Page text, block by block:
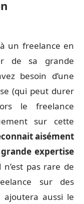
un freelance en
de sa grande
besoin d’une
(qui peut durer
le freelance
sur cette
aisément
grande expertise
n’est pas rare de
sur des
ajoutera aussi le